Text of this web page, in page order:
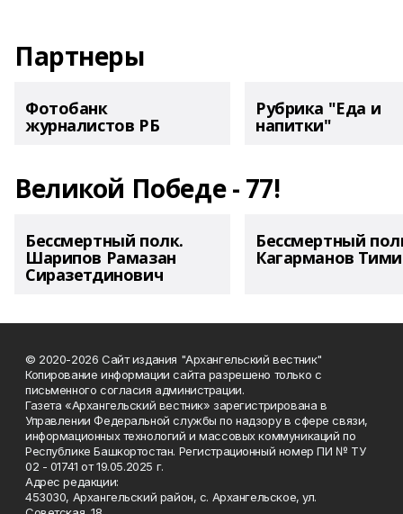
Партнеры
Фотобанк
журналистов РБ
Рубрика "Еда и
напитки"
Великой Победе - 77!
Бессмертный полк.
Шарипов Рамазан
Сиразетдинович
Бессмертный
Кагарманов
© 2020-2026 Сайт издания "Архангельский вестник"
Копирование информации сайта разрешено только с
письменного согласия администрации.
Газета «Архангельский вестник» зарегистрирована в
Управлении Федеральной службы по надзору в сфере связи,
информационных технологий и массовых коммуникаций по
Республике Башкортостан. Регистрационный номер ПИ № ТУ
02 - 01741 от 19.05.2025 г.
Адрес редакции:
453030, Архангельский район, с. Архангельское, ул.